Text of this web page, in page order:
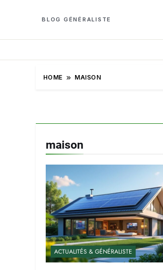
BLOG GÉNÉRALISTE
HOME MAISON
maison
ACTUALITÉS & GÉNÉRALISTE